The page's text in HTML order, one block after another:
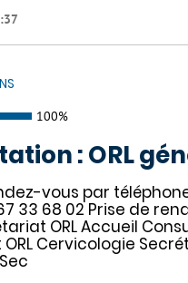
100%
: ORL
vous par
33 68 02 Prise de
ORL Accueil
Cervicologie